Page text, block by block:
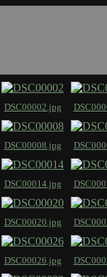
DSC00002.jpg
DSC00008.jpg
DSC00014.jpg
DSC00020.jpg
DSC00026.jpg